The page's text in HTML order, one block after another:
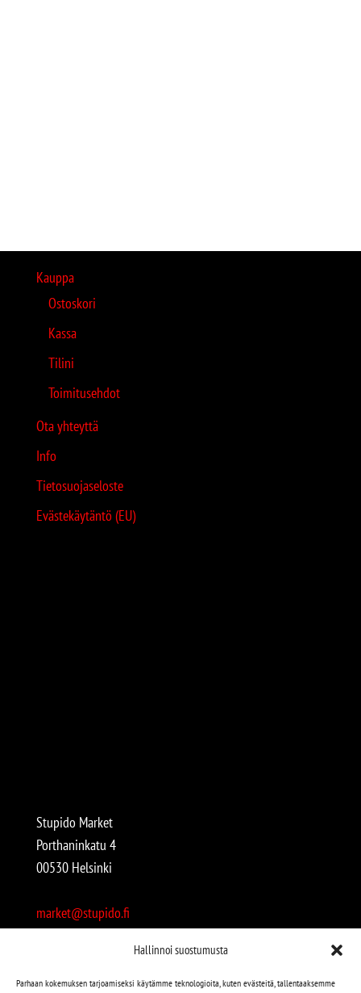
Hallinnoi suostumusta
Parhaan kokemuksen tarjoamiseksi käytämme teknologioita, kuten evästeitä, tallentaaksemme
Kauppa
Ostoskori
Kassa
Tilini
Toimitusehdot
Ota yhteyttä
Info
Tietosuojaseloste
Evästekäytäntö (EU)
Stupido Market
Porthaninkatu 4
00530 Helsinki
market@stupido.fi
Avoinna: